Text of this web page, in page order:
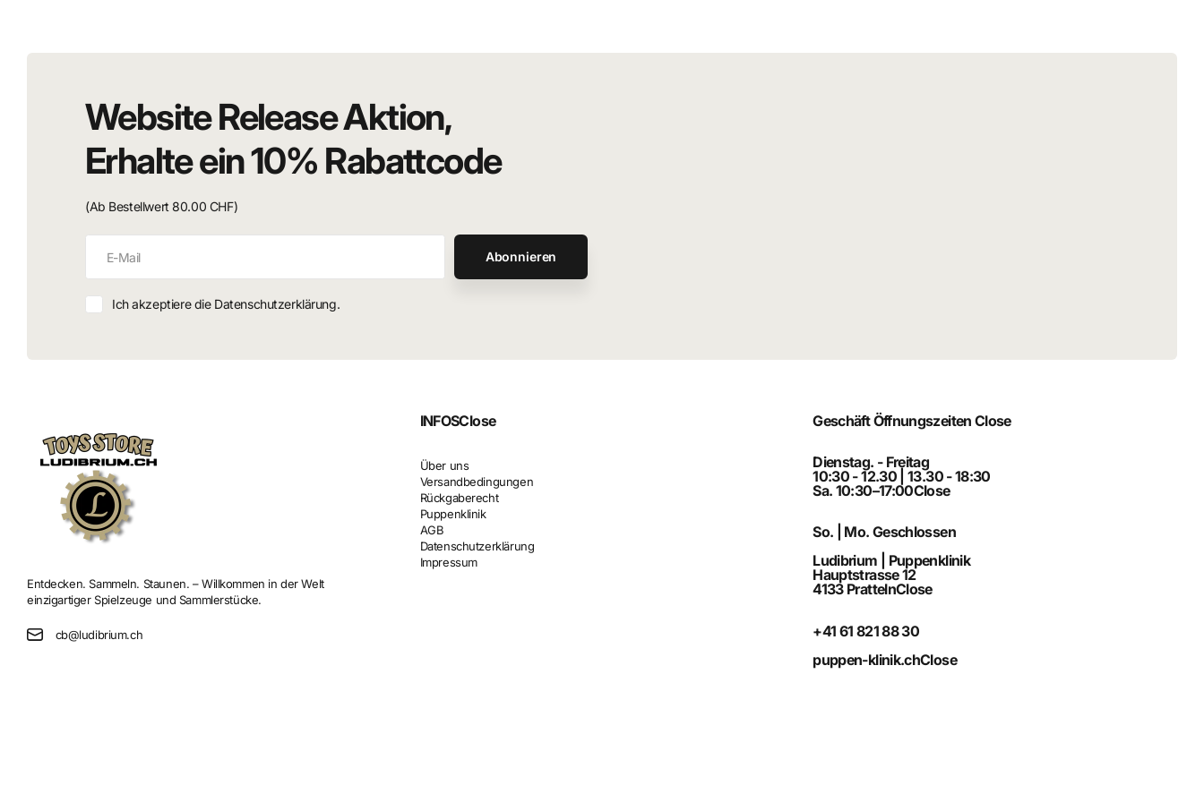
Website Release Aktion,
Erhalte ein 10% Rabattcode
(Ab Bestellwert 80.00 CHF)
Abonnieren
Ich akzeptiere die Datenschutzerklärung.
Entdecken. Sammeln. Staunen. – Willkommen in der Welt
einzigartiger Spielzeuge und Sammlerstücke.
cb@ludibrium.ch
INFOSClose
Über uns
Versandbedingungen
Rückgaberecht
Puppenklinik
AGB
Datenschutzerklärung
Impressum
Geschäft Öffnungszeiten Close
Dienstag. - Freitag
10:30 - 12.30 | 13.30 - 18:30
Sa. 10:30–17:00Close
So. | Mo. Geschlossen
Ludibrium | Puppenklinik
Hauptstrasse 12
4133 PrattelnClose
+41 61 821 88 30
puppen-klinik.chClose